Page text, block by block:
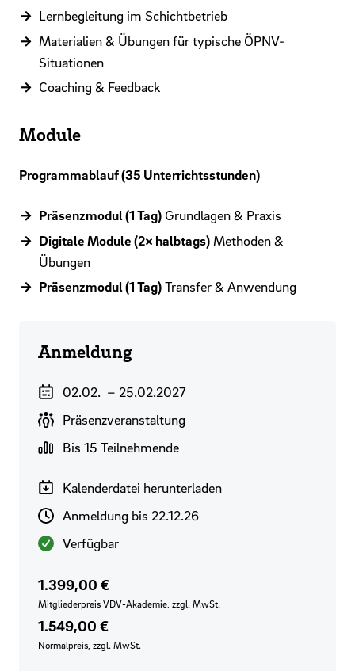
Lernbegleitung im Schichtbetrieb
Materialien & Übungen für typische ÖPNV-
Situationen
Coaching & Feedback
Module
Programmablauf (35 Unterrichtsstunden)
Präsenzmodul (1 Tag) Grundlagen & Praxis
Digitale Module (2× halbtags) Methoden &
Übungen
Präsenzmodul (1 Tag)Transfer & Anwendung
Anmeldung
Veranstaltungszeitraum
02.02. – 25.02.2027
Durchführungsart
Präsenzveranstaltung
Gruppengröße
Bis 15 Teilnehmende
Kalenderdatei herunterladen
Anmeldeschluss
Anmeldung bis 22.12.26
Verfügbarkeit
Verfügbar
Preis für VDV-Mitglieder
1.399,00 €
Mitgliederpreis VDV-Akademie, zzgl. MwSt.
Regulärer Preis
1.549,00 €
Normalpreis, zzgl. MwSt.